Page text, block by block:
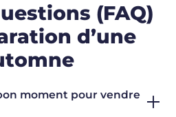
(FAQ)
d’une
moment pour vendre